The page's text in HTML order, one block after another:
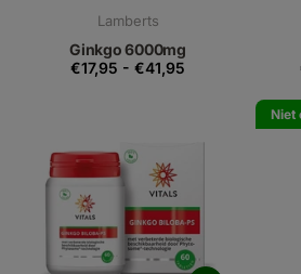
Lamberts
Ginkgo 6000mg
€17,95 - €41,95
Niet